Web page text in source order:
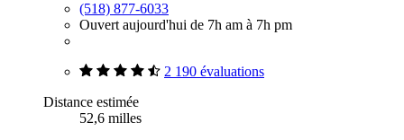
(518) 877-6033
Ouvert aujourd'hui de 7h am à 7h pm
2 190 évaluations
Distance estimée
52,6 milles